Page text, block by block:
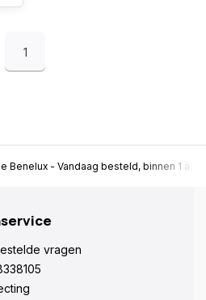
1
Benelux - Vandaag besteld, binnen 1 à 2
vragen